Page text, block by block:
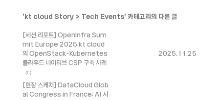
'kt cloud Story > Tech Events' 카테고리의 다른 글
[세션 리포트] OpenInfra Sum
mit Europe 2025:kt cloud
의 OpenStack-Kubernetes
클라우드 네이티브 CSP 구축 사례
(0)
2025.11.25
[현장 스케치] DataCloud Glob
al Congress in France: AI 시